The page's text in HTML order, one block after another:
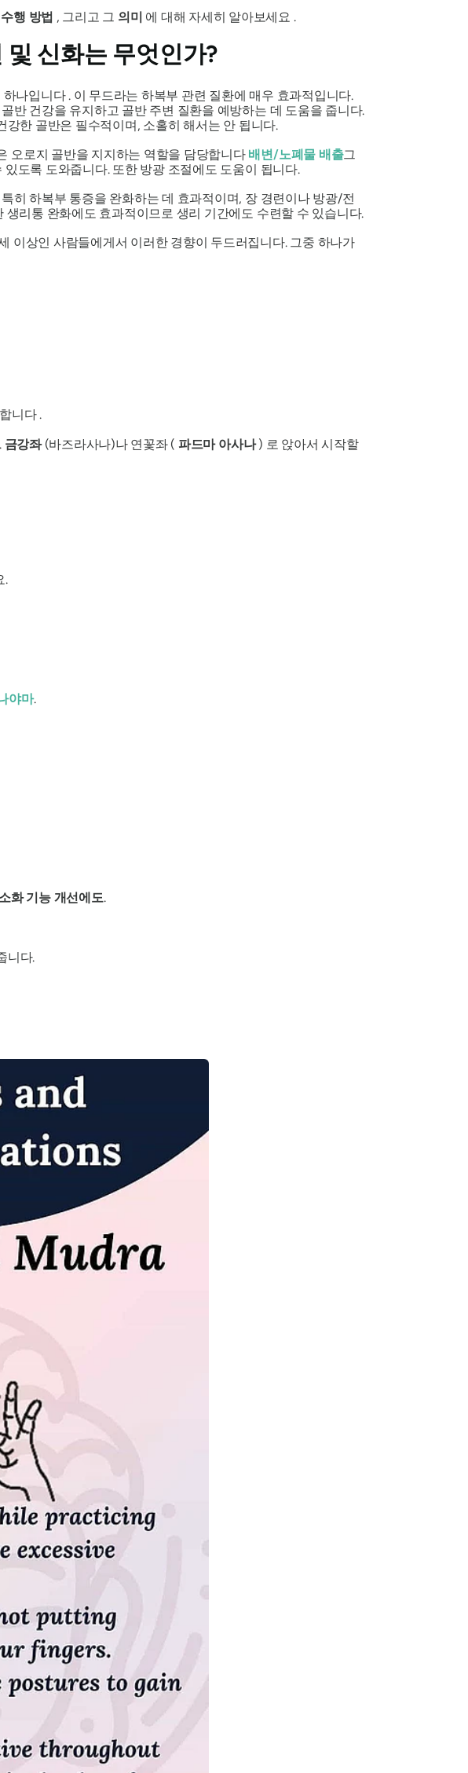
수행 방법 , 그리고 그 의미 에 대해 자세히 알아보세요 .
신화는 무엇인가?
하나입니다 . 이 무드라는 하복부 관련 질환에 매우 효과적입니다.
골반 건강을 유지하고 골반 주변 질환을 예방하는 데 도움을 줍니다.
한 골반은 필수적이며, 소홀히 해서는 안 됩니다.
오로지 골반을 지지하는 역할을 담당합니다 배변/노폐물 배출그
도록 도와줍니다. 또한 방광 조절에도 도움이 됩니다.
히 하복부 통증을 완화하는 데 효과적이며, 장 경련이나 방광/전
리통 완화에도 효과적이므로 생리 기간에도 수련할 수 있습니다.
이상인 사람들에게서 이러한 경향이 두드러집니다. 그중 하나가
니다 .
금강좌(바즈라사나)나 연꽃좌 ( 파드마 아사나) 로 앉아서 시작할
.
야마.
소화 기능 개선에도.
니다.